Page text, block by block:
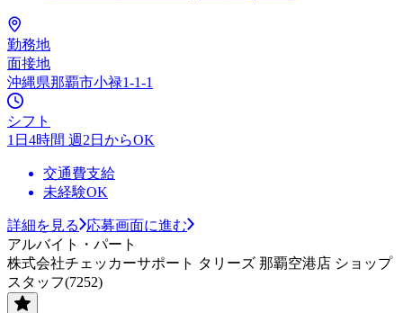
勤務地
面接地
沖縄県那覇市小禄1-1-1
シフト
1日4時間 週2日からOK
交通費支給
未経験OK
詳細を見る
応募画面に進む
アルバイト・パート
株式会社チェッカーサポート タリーズ 那覇空港店 ショップ
スタッフ(7252)